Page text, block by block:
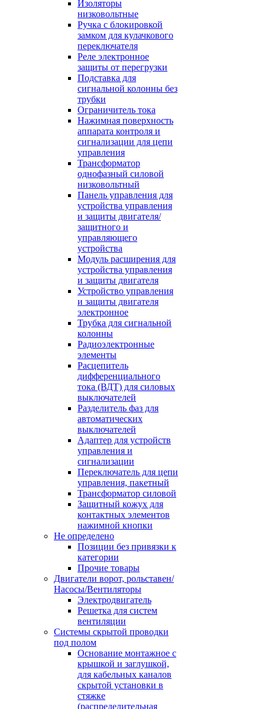
Изоляторы
низковольтные
Ручка с блокировкой
замком для кулачкового
переключателя
Реле электронное
защиты от перегрузки
Подставка для
сигнальной колонны без
трубки
Ограничитель тока
Нажимная поверхность
аппарата контроля и
сигнализации для цепи
управления
Трансформатор
однофазный силовой
низковольтный
Панель управления для
устройства управления
и защиты двигателя/
защитного и
управляющего
устройства
Модуль расширения для
устройства управления
и защиты двигателя
Устройство управления
и защиты двигателя
электронное
Трубка для сигнальной
колонны
Радиоэлектронные
элементы
Расцепитель
дифференциального
тока (ВДТ) для силовых
выключателей
Разделитель фаз для
автоматических
выключателей
Адаптер для устройств
управления и
сигнализации
Переключатель для цепи
управления, пакетный
Трансформатор силовой
Защитный кожух для
контактных элементов
нажимной кнопки
Не определено
Позиции без привязки к
категории
Прочие товары
Двигатели ворот, рольставен/
Насосы/Вентиляторы
Электродвигатель
Решетка для систем
вентиляции
Системы скрытой проводки
под полом
Основание монтажное с
крышкой и заглушкой,
для кабельных каналов
скрытой установки в
стяжке
(распределительная